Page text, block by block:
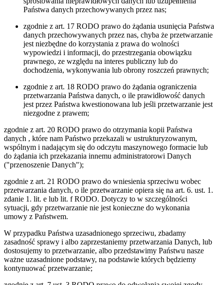
Państwa danych przechowywanych przez nas;
zgodnie z art. 17 RODO prawo do żądania usunięcia Państwa
danych przechowywanych przez nas, chyba że przetwarzanie
jest niezbędne do korzystania z prawa do wolności
wypowiedzi i informacji, do przestrzegania obowiązku
prawnego, ze względu na interes publiczny lub do
dochodzenia, wykonywania lub obrony roszczeń prawnych;
zgodnie z art. 18 RODO prawo do żądania ograniczenia
przetwarzania Państwa danych, o ile prawidłowość danych
jest przez Państwa kwestionowana lub jeśli przetwarzanie jest
niezgodne z prawem;
zgodnie z art. 20 RODO prawo do otrzymania kopii Państwa
danych , które nam Państwo przekazali w ustrukturyzowanym,
wspólnym i nadającym się do odczytu maszynowego formacie lub
do żądania ich przekazania innemu administratorowi Danych
("przenoszenie Danych");
zgodnie z art. 21 RODO prawo do wniesienia sprzeciwu wobec
przetwarzania danych, o ile przetwarzanie opiera się na art. 6. ust. 1.
zdanie 1. lit. e lub lit. f RODO. Dotyczy to w szczególności
sytuacji, gdy przetwarzanie nie jest konieczne do wykonania
umowy z Państwem.
W przypadku Państwa uzasadnionego sprzeciwu, zbadamy
zasadność sprawy i albo zaprzestaniemy przetwarzania Danych, lub
dostosujemy to przetwarzanie, albo przedstawimy Państwu nasze
ważne uzasadnione podstawy, na podstawie których będziemy
kontynuować przetwarzanie;